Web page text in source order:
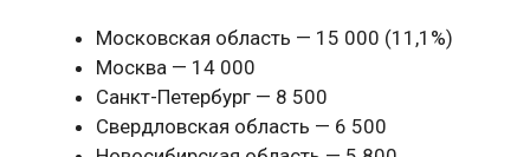
Московская область — 15 000 (11,1%)
Москва — 14 000
Санкт-Петербург — 8 500
Свердловская область — 6 500